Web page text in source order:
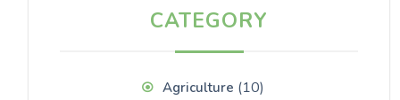
CATEGORY
Agriculture (10)